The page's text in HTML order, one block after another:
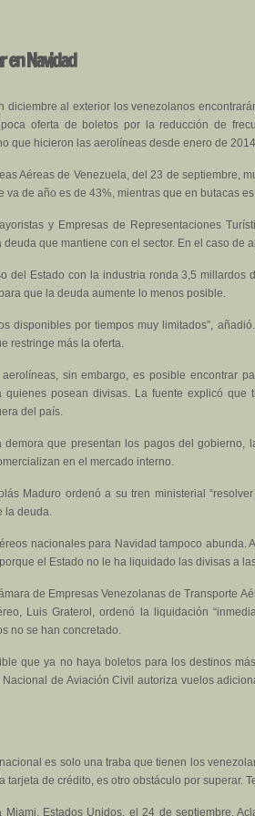
en Navidad
al exterior los venezolanos
oferta de boletos por la reducción de
que hicieron las aerolíneas desde enero de
Aéreas de Venezuela, del 23 de septiembre,
de año es de 43%, mientras que en butacas
y Empresas de Representaciones
que mantiene con el sector. En el caso de
del Estado con la industria ronda 3,5
que la deuda aumente lo menos posible.
disponibles por tiempos muy limitados”,
restringe más la oferta.
sin embargo, es posible encontrar
posean divisas. La fuente explicó
del país.
que presentan los pagos del
en el mercado interno.
Maduro ordenó a su tren ministerial
la deuda.
nacionales para Navidad tampoco
el Estado no le ha liquidado las divisas a
de Empresas Venezolanas de Transporte
Luis Graterol, ordenó la liquidación
no se han concretado.
que ya no haya boletos para los destinos
de Aviación Civil autoriza vuelos
es solo una traba que tienen los
tarjeta de crédito, es otro obstáculo por superar.
Miami, Estados Unidos, el 24 de septiembre.